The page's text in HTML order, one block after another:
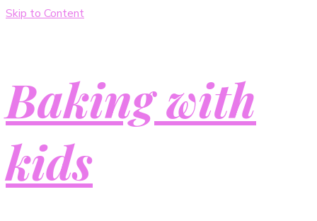
Skip to Content
Baking with
kids